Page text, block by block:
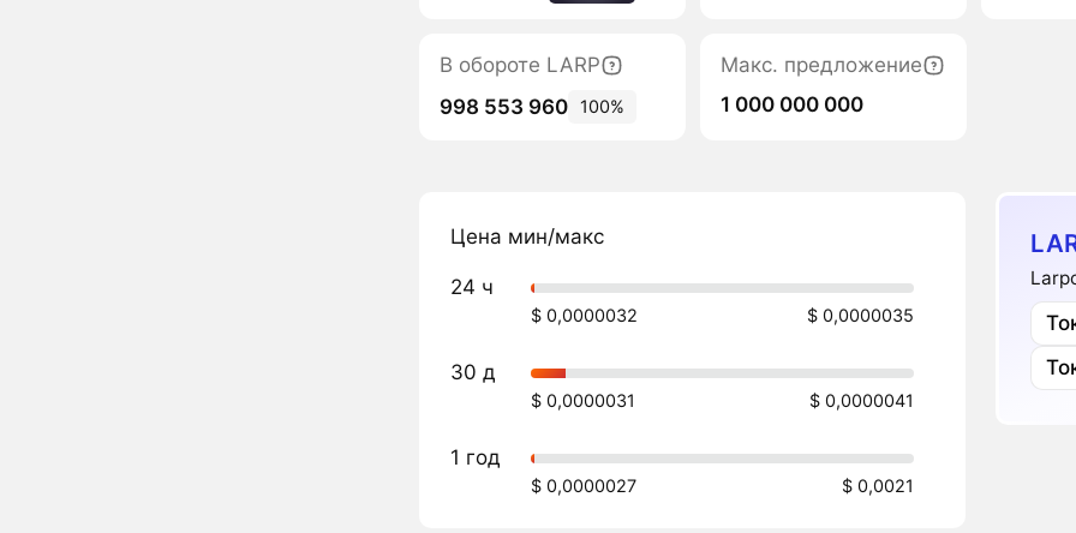
В обороте LARP
998 553 960
100%
Макс. предложение
1 000 000 000
Цена мин/макс
24 ч
$ 0,0000032 $ 0,0000035
30 д
$ 0,0000031 $ 0,0000041
1 год
$ 0,0000027 $ 0,0021